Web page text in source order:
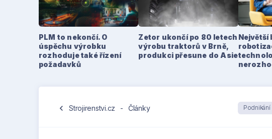
PLM to nekončí. O
úspěchu výrobku
rozhoduje také řízení
požadavků
Zetor ukončí po 80 letech
výrobu traktorů v Brně,
produkci přesune do Asie
Největší
chevron_left Strojirenstvi.cz - Články Podnikání